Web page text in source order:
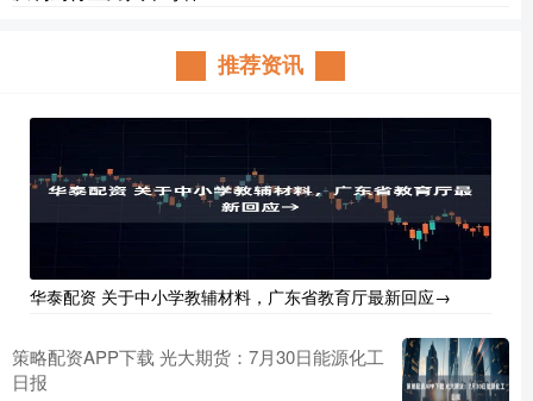
推荐资讯
华泰配资 关于中小学教辅材料，广东省教育厅最新回应→
策略配资APP下载 光大期货：7月30日能源化工
日报